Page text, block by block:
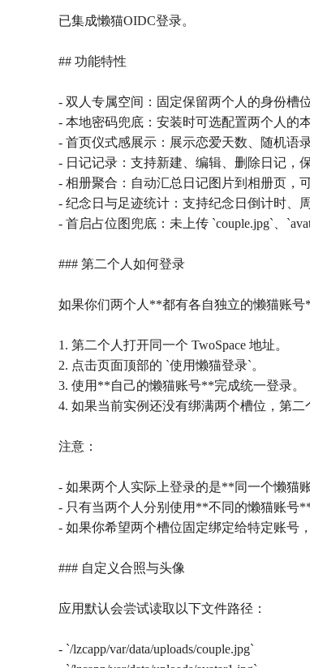
已集成懒猫OIDC登录。
## 功能特性
- 双人专属空间：固定保留两个人的身份槽
- 本地密码兜底：安装时可选配置两个人的
- 首页仪式感展示：展示恋爱天数、随机语
- 日记记录：支持新建、编辑、删除日记，
- 相册聚合：自动汇总日记图片到相册页，
- 纪念日与足迹统计：支持纪念日倒计时、
- 首启占位图兜底：未上传 `couple.jpg`、
### 第二个人如何登录
如果你们两个人**都有各自独立的懒猫账
1. 第二个人打开同一个 TwoSpace 地址。
2. 点击页面顶部的 `使用懒猫登录`。
3. 使用**自己的懒猫账号**完成统一登录。
4. 如果当前实例还没有绑满两个槽位，第二
注意：
- 如果两个人实际上登录的是**同一个懒猫
- 只有当两个人分别使用**不同的懒猫账号
- 如果你希望两个槽位固定绑定给特定账号，
### 自定义合照与头像
应用默认会尝试读取以下文件路径：
- `/lzcapp/var/data/uploads/couple.jpg`